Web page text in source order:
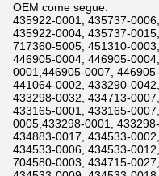
OEM come segue:
435922-0001, 435737-
435922-0004, 435737-
717360-5005, 451310-
446905-0004, 446905-
0001,446905-0007,
441064-0002, 433290-
433298-0032, 434713-
433165-0001, 433165-
0005,433298-0001,
434883-0017, 434533-
434533-0006, 434533-
704580-0003, 434715-